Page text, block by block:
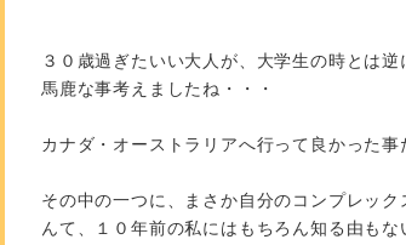
３０歳過ぎたいい大人が、大学生の時とは
馬鹿な事考えましたね・・・
カナダ・オーストラリアへ行って良かった事
その中の一つに、まさか自分のコンプレッ
んて、１０年前の私にはもちろん知る由も